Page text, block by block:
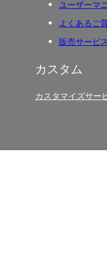
ユーザーマ
よくあるご
販売サービス
カスタム
カスタマイズサー